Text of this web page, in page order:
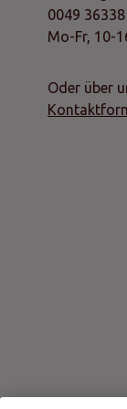
0049
Mo-Fr, 10-
Oder über